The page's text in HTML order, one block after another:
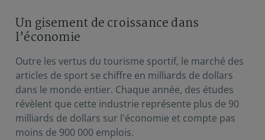
Un gisement de croissance dans
l’économie
Outre les vertus du tourisme sportif, le marché des
articles de sport se chiffre en milliards de dollars
dans le monde entier. Chaque année, des études
révèlent que cette industrie représente plus de 90
milliards de dollars sur l'économie et compte pas
moins de 900 000 emplois.